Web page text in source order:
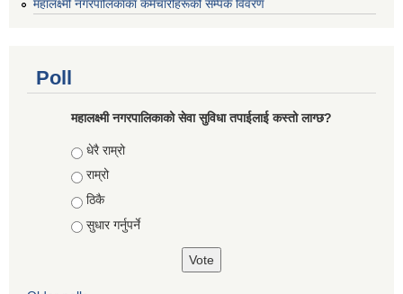
महालक्ष्मी नगरपालिकाका कर्मचारीहरूको सम्पर्क विवरण
Poll
महालक्ष्मी नगरपालिकाको सेवा सुविधा तपाईलाई कस्तो लाग्छ?
Choices
धेरै राम्रो
राम्रो
ठिकै
सुधार गर्नुपर्ने